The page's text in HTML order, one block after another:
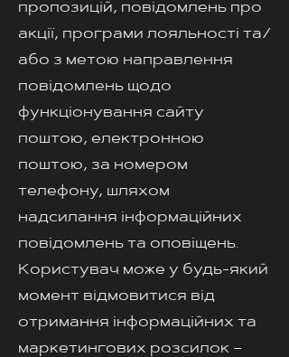
пропозицій, повідомлень про
акції, програми лояльності та/
або з метою направлення
повідомлень щодо
функціонування сайту
поштою, електронною
поштою, за номером
телефону, шляхом
надсилання інформаційних
повідомлень та оповіщень.
Користувач може у будь-який
момент відмовитися від
отримання інформаційних та
маркетингових розсилок –